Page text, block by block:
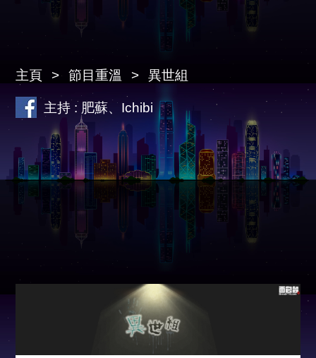
主頁 節目重溫 異世組
主持 : 肥蘇、Ichibi